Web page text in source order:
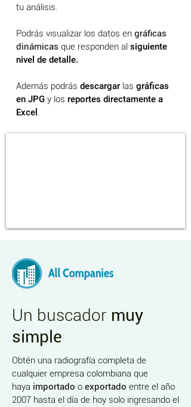
tu análisis.
Podrás visualizar los datos en gráficas
dinámicas que responden al siguiente
nivel de detalle.
Además podrás descargar las gráficas
en JPG y los reportes directamente a
Excel .
Un buscador muy
simple
Obtén una radiografía completa de
cualquier empresa colombiana que
haya importado o exportado entre el año
2007 hasta el día de hoy solo ingresando el